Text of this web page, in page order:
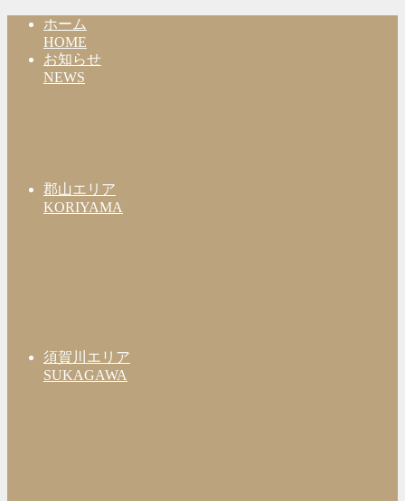
ホーム
HOME
お知らせ
NEWS
郡山エリア
KORIYAMA
須賀川エリア
SUKAGAWA